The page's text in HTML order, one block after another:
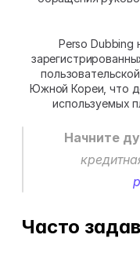
Perso Dubbing
Южной Кореи, что
используемых
Начните
Часто